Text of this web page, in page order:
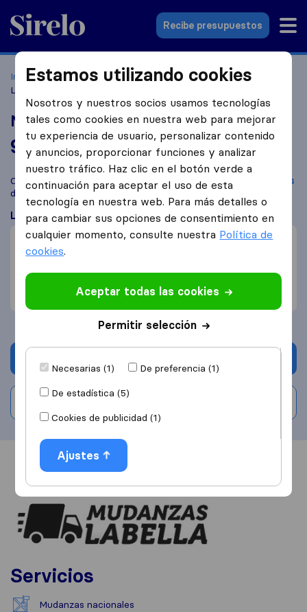
Sirelo.es
Recibe presupuestos
Inicio Empresas de mudanzas Manresa
Mudanzas
Labella
Mudanzas Labella
9,7 basado en 29
reseñas de Sirelo y Google
i
Compara Mudanzas Labella con otrasempresas de mudanzas
de
Manresa
Lo que dicen los clientes
Profesional (2)
Eficiente (1)
Mudanza rápida (1)
Descuidado con mobiliario (1)
Información Valoraciones
Servicios
Mudanzas nacionales
Estamos utilizando cookies
Nosotros y nuestros socios usamos tecnologías
tales como cookies en nuestra web para mejorar
tu experiencia de usuario, personalizar contenido
y anuncios, proporcionar funciones y analizar
nuestro tráfico. Haz clic en el botón verde a
continuación para aceptar el uso de esta
tecnología en nuestra web. Para más detalles o
para cambiar sus opciones de consentimiento en
cualquier momento, consulte nuestra Política de
cookies.
Aceptar todas las cookies
Permitir selección
Necesarias (1)
De preferencia (1)
De estadística (5)
Cookies de publicidad (1)
Ajustes